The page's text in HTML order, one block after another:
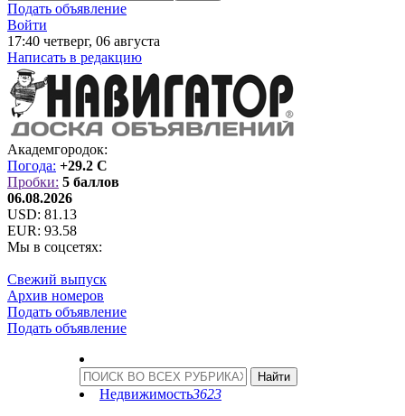
Подать объявление
Войти
17:40 четверг, 06 августа
Написать в редакцию
Академгородок:
Погода: +29.2 C
Пробки: 5 баллов
06.08.2026
USD: 81.13
EUR: 93.58
Мы в соцсетях:
Свежий выпуск
Архив номеров
Подать объявление
Подать объявление
Недвижимость3623